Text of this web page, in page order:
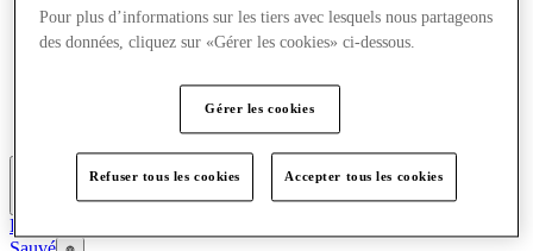
Offres
Planifiez votre visite
Mangez et buvez
Le Club
Pour plus d’informations sur les tiers avec lesquels nous partageons
des données, cliquez sur «Gérer les cookies» ci-dessous.
Gérer les cookies
Refuser tous les cookies Accepter tous les cookies